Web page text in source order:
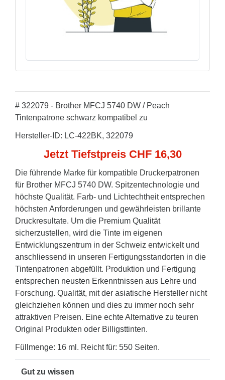
# 322079 - Brother MFCJ 5740 DW / Peach
Tintenpatrone schwarz kompatibel zu
Hersteller-ID: LC-422BK, 322079
Jetzt Tiefstpreis CHF 16,30
Die führende Marke für kompatible Druckerpatronen
für Brother MFCJ 5740 DW. Spitzentechnologie und
höchste Qualität. Farb- und Lichtechtheit entsprechen
höchsten Anforderungen und gewährleisten brillante
Druckresultate. Um die Premium Qualität
sicherzustellen, wird die Tinte im eigenen
Entwicklungszentrum in der Schweiz entwickelt und
anschliessend in unseren Fertigungsstandorten in die
Tintenpatronen abgefüllt. Produktion und Fertigung
entsprechen neusten Erkenntnissen aus Lehre und
Forschung. Qualität, mit der asiatische Hersteller nicht
gleichziehen können und dies zu immer noch sehr
attraktiven Preisen. Eine echte Alternative zu teuren
Original Produkten oder Billigsttinten.
Füllmenge: 16 ml. Reicht für: 550 Seiten.
Gut zu wissen